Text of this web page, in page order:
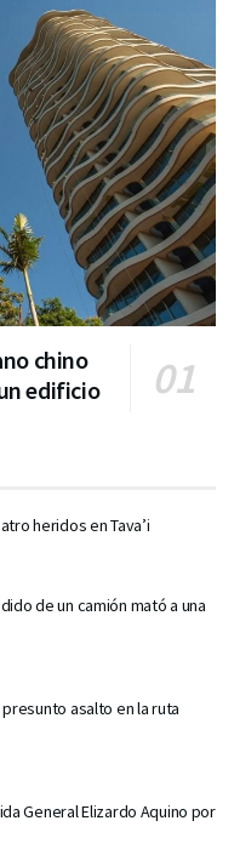
chino
edificio
heridos en Tava’i
de un camión mató a una
asalto en la ruta
General Elizardo Aquino por